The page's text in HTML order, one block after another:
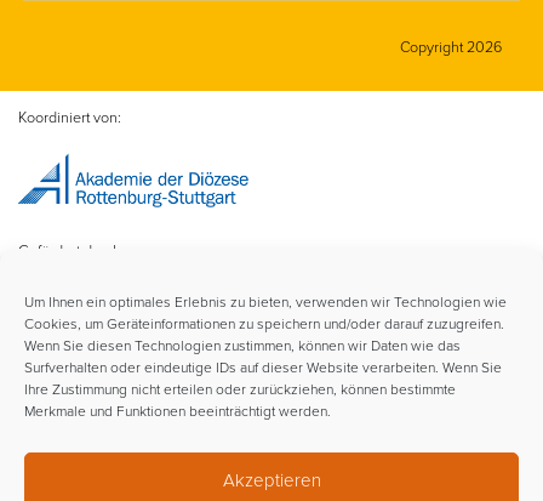
Um Ihnen ein optimales Erlebnis zu bieten, verwenden wir Technologien wie
Cookies, um Geräteinformationen zu speichern und/oder darauf zuzugreifen.
Wenn Sie diesen Technologien zustimmen, können wir Daten wie das
Surfverhalten oder eindeutige IDs auf dieser Website verarbeiten. Wenn Sie
Ihre Zustimmung nicht erteilen oder zurückziehen, können bestimmte
Merkmale und Funktionen beeinträchtigt werden.
Akzeptieren
Copyright 2026
Koordiniert von:
Gefördert durch:
Im Rahmen der: